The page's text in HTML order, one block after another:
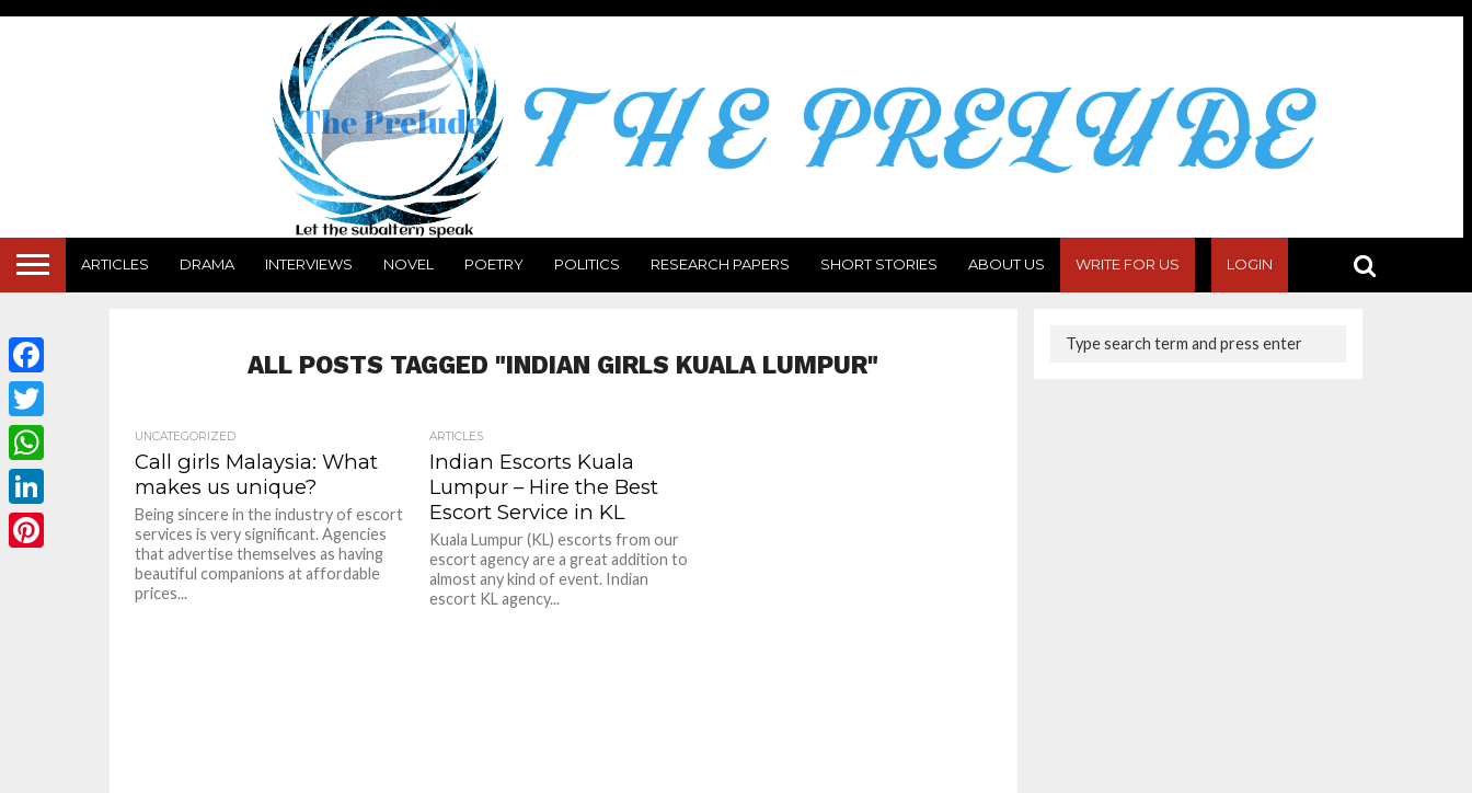
ARTICLES DRAMA INTERVIEWS NOVEL POETRY POLITICS RESEARCH PAPERS SHORT STORIES ABOUT US WRITE FOR US LOGIN
ALL POSTS TAGGED "INDIAN GIRLS KUALA LUMPUR"
UNCATEGORIZED
Call girls Malaysia: What
makes us unique?
Being sincere in the industry of escort
services is very significant. Agencies
that advertise themselves as having
beautiful companions at affordable
prices...
ARTICLES
Indian Escorts Kuala
Lumpur – Hire the Best
Escort Service in KL
Kuala Lumpur (KL) escorts from our
escort agency are a great addition to
almost any kind of event. Indian
escort KL agency...
Facebook
Twitter
WhatsApp
LinkedIn